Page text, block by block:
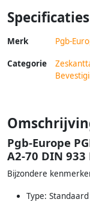
Specificaties
Merk Pgb-
Categorie
Pgb-Europe
A2-70 DIN
Bijzondere
Type: Standaard